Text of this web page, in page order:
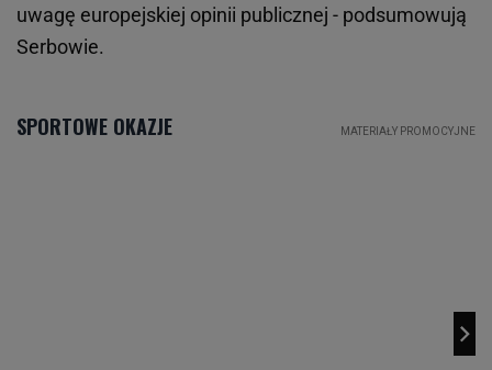
uwagę europejskiej opinii publicznej - podsumowują
Serbowie.